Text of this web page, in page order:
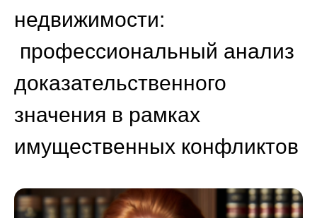
недвижимости:
профессиональный анализ
доказательственного
значения в рамках
имущественных конфликтов